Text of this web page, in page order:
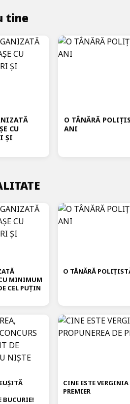
tine
CU
ȘI
O TÂNĂRĂ
ANI
MINIMUM
CEL PUȚIN
O TÂNĂRĂ
BUCURIE!
CINE ESTE
PREMIER